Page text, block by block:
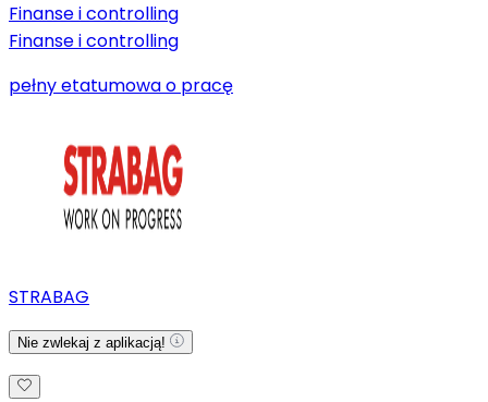
Finanse i controlling
Finanse i controlling
pełny etatumowa o pracę
STRABAG
Nie zwlekaj z aplikacją!